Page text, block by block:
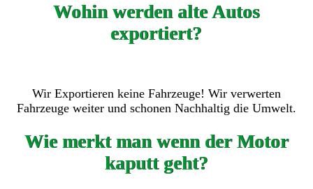
Wohin werden alte Autos
exportiert?
Wir Exportieren keine Fahrzeuge! Wir verwerten
Fahrzeuge weiter und schonen Nachhaltig die Umwelt.
Wie merkt man wenn der Motor
kaputt geht?